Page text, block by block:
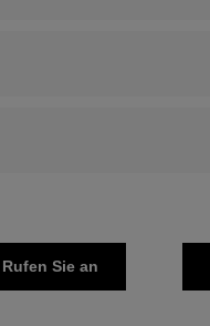
Rufen Sie an